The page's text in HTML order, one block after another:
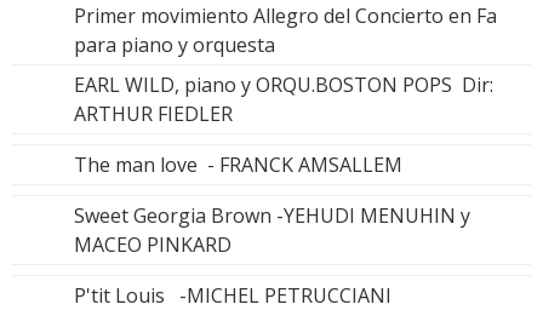
Primer movimiento Allegro del Concierto en Fa
para piano y orquesta
EARL WILD, piano y ORQU.BOSTON POPS Dir:
ARTHUR FIEDLER
The man love - FRANCK AMSALLEM
Sweet Georgia Brown -YEHUDI MENUHIN y
MACEO PINKARD
P'tit Louis -MICHEL PETRUCCIANI